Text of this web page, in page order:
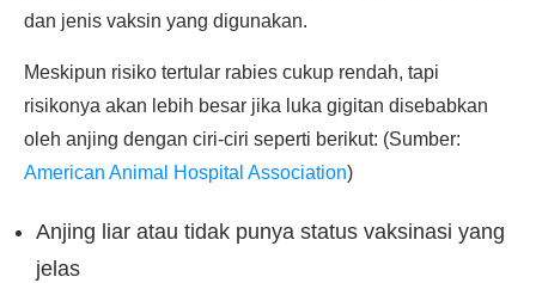
dan jenis vaksin yang digunakan.
Meskipun risiko tertular rabies cukup rendah, tapi
risikonya akan lebih besar jika luka gigitan disebabkan
oleh anjing dengan ciri-ciri seperti berikut: (Sumber:
American Animal Hospital Association)
Anjing liar atau tidak punya status vaksinasi yang
jelas